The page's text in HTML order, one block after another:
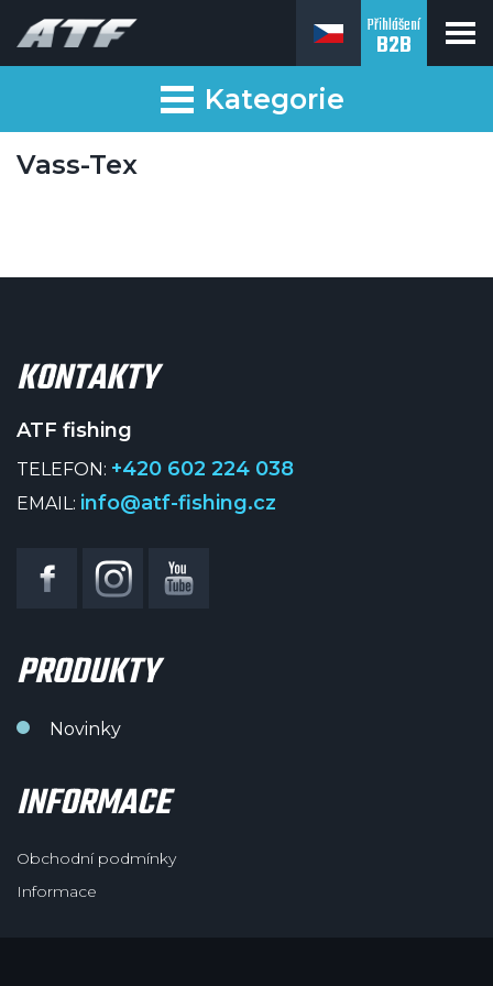
Přihlášení
B2B
Kategorie
Vass-Tex
KONTAKTY
ATF fishing
TELEFON: +420 602 224 038
EMAIL: info@atf-fishing.cz
PRODUKTY
Novinky
INFORMACE
Obchodní podmínky
Informace